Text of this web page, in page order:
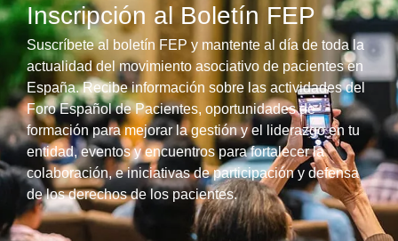
Inscripción al Boletín FEP
Suscríbete al boletín FEP y mantente al día de toda la
actualidad del movimiento asociativo de pacientes en
España. Recibe información sobre las actividades del
Foro Español de Pacientes, oportunidades de
formación para mejorar la gestión y el liderazgo en tu
entidad, eventos y encuentros para fortalecer la
colaboración, e iniciativas de participación y defensa
de los derechos de los pacientes.